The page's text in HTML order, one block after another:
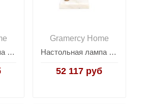
Настольная лампа Mona
Gramercy Home
Настольная лампа Hansa
52 117 руб